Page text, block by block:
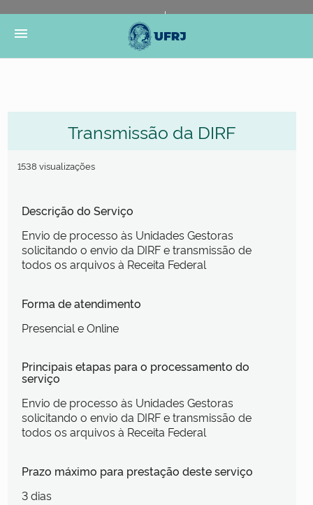
Portal do Governo Brasileiro
Governo
menu
Transmissão da DIRF
1538 visualizações
Descrição do Serviço
Envio de processo às Unidades Gestoras
solicitando o envio da DIRF e transmissão de
todos os arquivos à Receita Federal
Forma de atendimento
Presencial e Online
Principais etapas para o processamento do
serviço
Envio de processo às Unidades Gestoras
solicitando o envio da DIRF e transmissão de
todos os arquivos à Receita Federal
Prazo máximo para prestação deste serviço
3 dias